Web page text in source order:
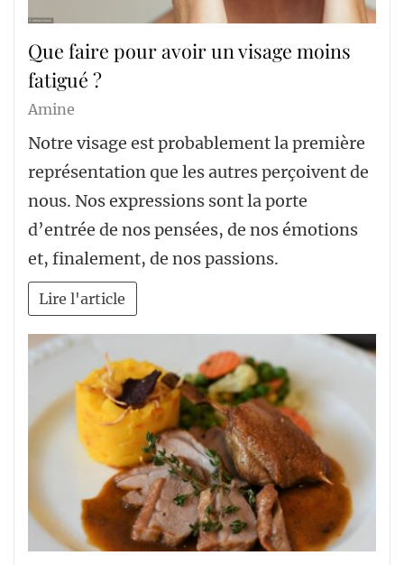
Que faire pour avoir un visage moins
fatigué ?
Amine
Notre visage est probablement la première
représentation que les autres perçoivent de
nous. Nos expressions sont la porte
d’entrée de nos pensées, de nos émotions
et, finalement, de nos passions.
Lire l'article